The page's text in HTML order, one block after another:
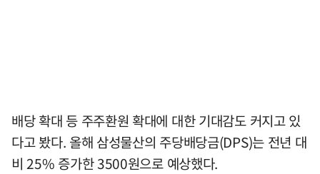
배당 확대 등 주주환원 확대에 대한 기대감도 커지고 있
다고 봤다. 올해 삼성물산의 주당배당금(DPS)는 전년 대
비 25% 증가한 3500원으로 예상했다.